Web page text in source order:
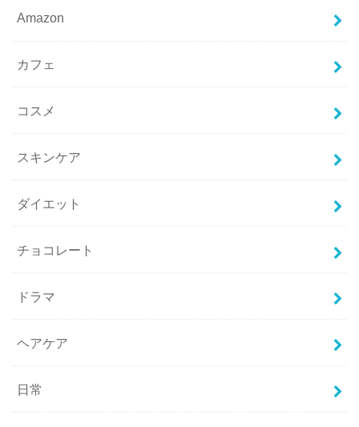
Amazon
カフェ
コスメ
スキンケア
ダイエット
チョコレート
ドラマ
ヘアケア
日常